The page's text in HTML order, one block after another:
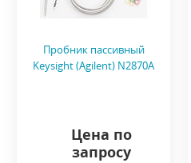
Пробник пассивный
Keysight (Agilent) N2870A
Цена по
запросу